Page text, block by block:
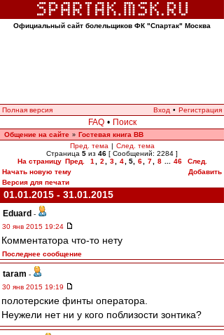
Официальный сайт болельщиков ФК "Спартак" Москва
Полная версия Вход • Регистрация
FAQ • Поиск
Общение на сайте » Гостевая книга ВВ
Пред. тема | След. тема
Страница 5 из 46 [ Сообщений: 2284 ]
На страницу Пред. 1 2 3 4 5, 6 7 8 46
След.
Начать новую тему
Добавить
Версия для печати
01.01.2015 - 31.01.2015
Eduard -
30 янв 2015 19:24
Комментатора что-то нету
Последнее сообщение
taram -
30 янв 2015 19:19
полотерские финты оператора.
Неужели нет ни у кого поблизости зонтика?